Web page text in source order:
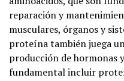
reparación y
musculares, órganos y
proteína también juega
producción de hormonas
fundamental incluir